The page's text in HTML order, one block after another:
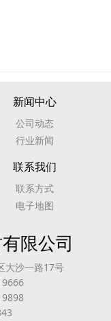
新闻中心
公司动态
行业新闻
联系我们
联系方式
电子地图
限公司
大沙一路17号